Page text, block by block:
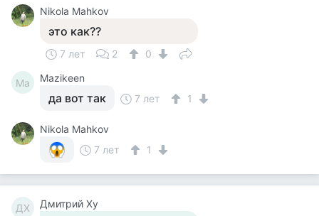
Nikola Mahkov
это как??
7 лет 2 0
Ma Mazikeen
да вот так 7 лет 1
Nikola Mahkov
7 лет
1
ДХ Дмитрий Ху